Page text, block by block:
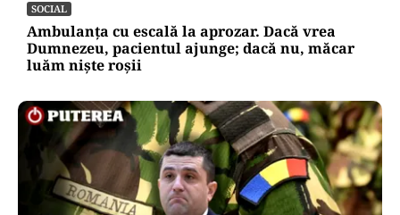
SOCIAL
Ambulanța cu escală la aprozar. Dacă vrea
Dumnezeu, pacientul ajunge; dacă nu, măcar
luăm niște roșii